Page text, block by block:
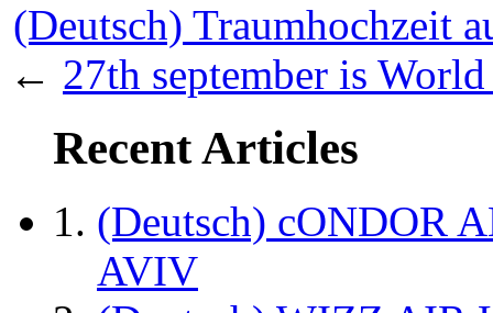
(Deutsch) Traumhochzeit
← 27th september is
Recent Articles
(Deutsch) cONDOR
AVIV